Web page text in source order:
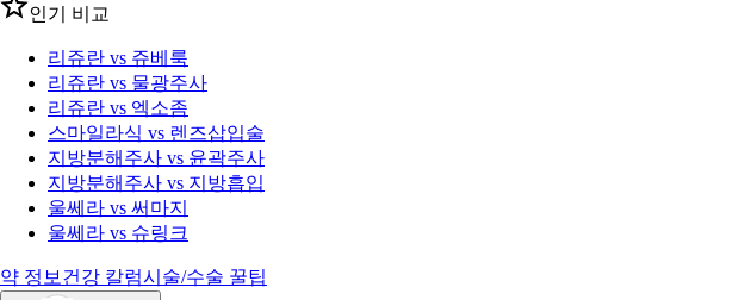
인기 비교
리쥬란 vs 쥬베룩
리쥬란 vs 물광주사
리쥬란 vs 엑소좀
스마일라식 vs 렌즈삽입술
지방분해주사 vs 윤곽주사
지방분해주사 vs 지방흡입
울쎄라 vs 써마지
울쎄라 vs 슈링크
약 정보 건강 칼럼시술/수술 꿀팁